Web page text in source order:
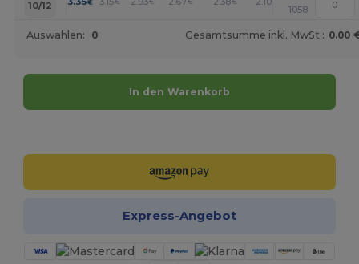
10/12
€ € € € €
1058
Auswahlen: 0 Gesamtsumme inkl. MwSt.: 0.00
In den Warenkorb
Express-Angebot